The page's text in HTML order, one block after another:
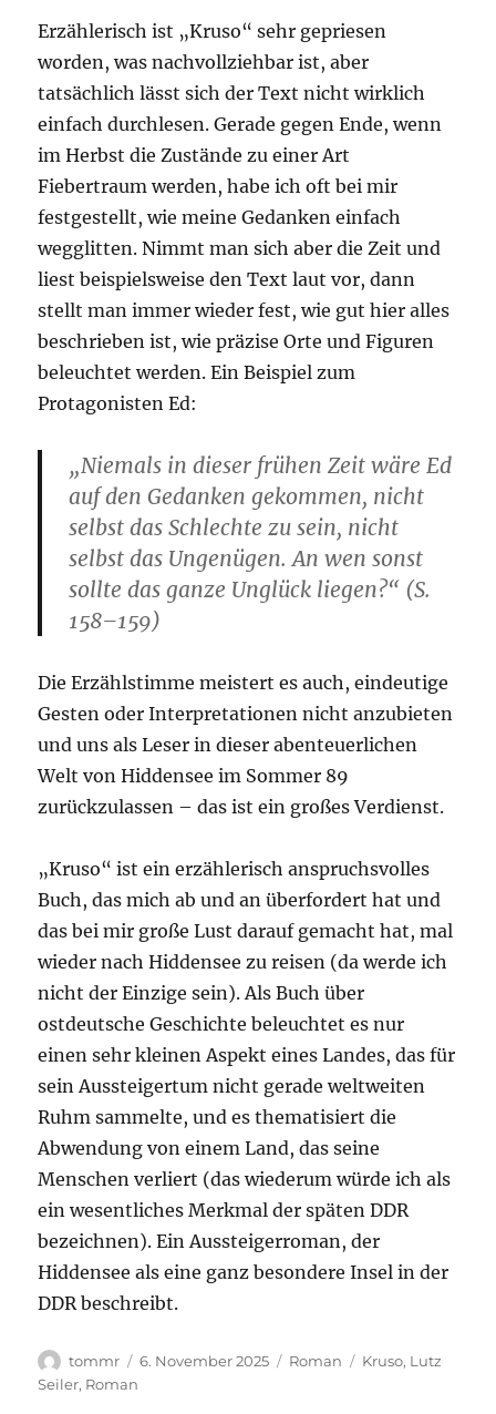
Erzählerisch ist „Kruso“ sehr gepriesen
worden, was nachvollziehbar ist, aber
tatsächlich lässt sich der Text nicht wirklich
einfach durchlesen. Gerade gegen Ende, wenn
im Herbst die Zustände zu einer Art
Fiebertraum werden, habe ich oft bei mir
festgestellt, wie meine Gedanken einfach
wegglitten. Nimmt man sich aber die Zeit und
liest beispielsweise den Text laut vor, dann
stellt man immer wieder fest, wie gut hier alles
beschrieben ist, wie präzise Orte und Figuren
beleuchtet werden. Ein Beispiel zum
Protagonisten Ed:
„Niemals in dieser frühen Zeit wäre Ed
auf den Gedanken gekommen, nicht
selbst das Schlechte zu sein, nicht
selbst das Ungenügen. An wen sonst
sollte das ganze Unglück liegen?“ (S.
158–159)
Die Erzählstimme meistert es auch, eindeutige
Gesten oder Interpretationen nicht anzubieten
und uns als Leser in dieser abenteuerlichen
Welt von Hiddensee im Sommer 89
zurückzulassen – das ist ein großes Verdienst.
„Kruso“ ist ein erzählerisch anspruchsvolles
Buch, das mich ab und an überfordert hat und
das bei mir große Lust darauf gemacht hat, mal
wieder nach Hiddensee zu reisen (da werde ich
nicht der Einzige sein). Als Buch über
ostdeutsche Geschichte beleuchtet es nur
einen sehr kleinen Aspekt eines Landes, das für
sein Aussteigertum nicht gerade weltweiten
Ruhm sammelte, und es thematisiert die
Abwendung von einem Land, das seine
Menschen verliert (das wiederum würde ich als
ein wesentliches Merkmal der späten DDR
bezeichnen). Ein Aussteigerroman, der
Hiddensee als eine ganz besondere Insel in der
DDR beschreibt.
Autor
tommr
Veröffentlicht
6. November 2025 Kategorien
Roman Schlagwörter
Kruso, Lutz
Seiler, Roman